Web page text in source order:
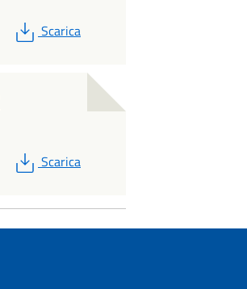
PDF
Scarica
PDF
Scarica